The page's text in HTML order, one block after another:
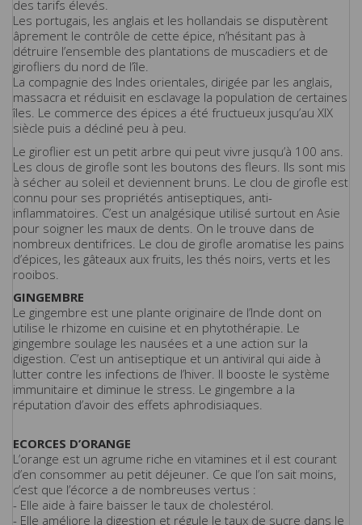
des tarifs élevés.
Les portugais, les anglais et les hollandais se disputèrent
âprement le contrôle de cette épice, n’hésitant pas à
détruire l’ensemble des plantations de muscadiers et de
girofliers du nord de l’île.
La compagnie des Indes orientales, dirigée par les anglais,
massacra et réduisit en esclavage la population de certaines
îles. Le commerce des épices a été fructueux jusqu’au XIX
siècle puis a décliné peu à peu.
Le giroflier est un petit arbre qui peut vivre jusqu’à 100 ans.
Les clous de girofle sont les boutons des fleurs. Ils sont mis
à sécher au soleil et deviennent bruns. Le clou de girofle est
connu pour ses propriétés antiseptiques, anti-
inflammatoires. C’est un analgésique utilisé surtout en Asie
pour soigner les maux de dents. On le trouve dans de
nombreux dentifrices. Le clou de girofle aromatise les pains
d’épices, les gâteaux aux fruits, les thés noirs, verts et les
rooibos.
GINGEMBRE
Le gingembre est une plante originaire de l’Inde dont on
utilise le rhizome en cuisine et en phytothérapie. Le
gingembre soulage les nausées et a une action sur la
digestion. C’est un antiseptique et un antiviral qui aide à
lutter contre les infections de l’hiver. Il booste le système
immunitaire et diminue le stress. Le gingembre a la
réputation d’avoir des effets aphrodisiaques.
ECORCES D’ORANGE
L’orange est un agrume riche en vitamines et il est courant
d’en consommer au petit déjeuner. Ce que l’on sait moins,
c’est que l’écorce a de nombreuses vertus :
- Elle aide à faire baisser le taux de cholestérol.
- Elle améliore la digestion et régule le taux de sucre dans le